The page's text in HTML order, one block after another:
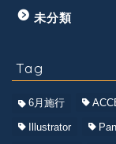
未分類
Tag
6月施行
Illustrator